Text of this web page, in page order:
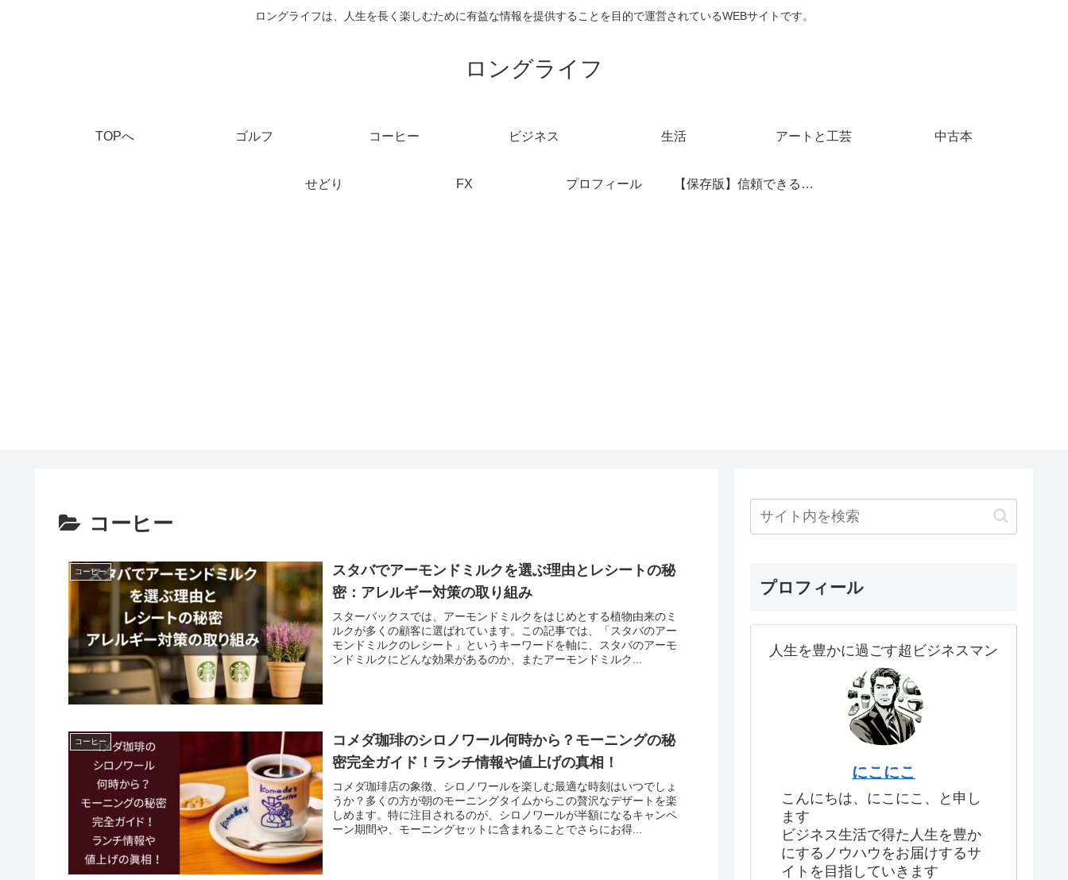
ロングライフは、人生を長く楽しむために有益な情報を提供することを目的で運営されているWEBサイトです。
ロングライフ
TOPへ ゴルフ コーヒー ビジネス 生活 アートと工芸 中古本
せどり FX プロフィール 【保存版】信頼できるおすすめ外部サイト10選 — ゴルフ・コーヒー・アート・ビジネスまで幅広くカバー！
コーヒー
コーヒー
スタバでアーモンドミルクを選ぶ理由とレシートの秘
密：アレルギー対策の取り組み
スターバックスでは、アーモンドミルクをはじめとする植物由来のミ
ルクが多くの顧客に選ばれています。この記事では、「スタバのアー
モンドミルクのレシート」というキーワードを軸に、スタバのアーモ
ンドミルクにどんな効果があるのか、またアーモンドミルク...
コーヒー
コメダ珈琲のシロノワール何時から？モーニングの秘
密完全ガイド！ランチ情報や値上げの真相！
コメダ珈琲店の象徴、シロノワールを楽しむ最適な時刻はいつでしょ
うか？多くの方が朝のモーニングタイムからこの贅沢なデザートを楽
しめます。特に注目されるのが、シロノワールが半額になるキャンペ
ーン期間や、モーニングセットに含まれることでさらにお得...
プロフィール
人生を豊かに過ごす超ビジネスマン
にこにこ
こんにちは、にこにこ、と申し
ます
ビジネス生活で得た人生を豊か
にするノウハウをお届けするサ
イトを目指していきます